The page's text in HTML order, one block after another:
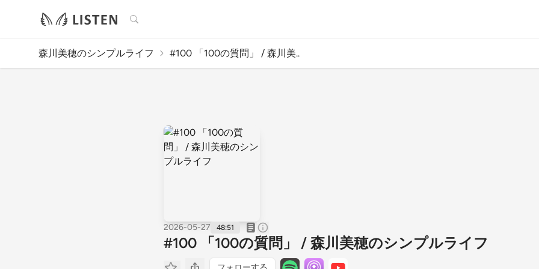
検索
森川美穂のシンプルライフ #100 「100の質問」 / 森川美..
2026-05-27 48:51
#100 「100の質問」 / 森川美穂のシンプルライフ